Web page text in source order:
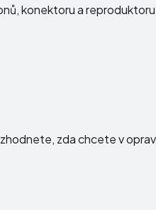
konektoru a
zda chcete v